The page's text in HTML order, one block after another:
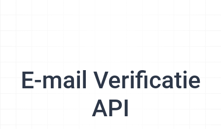
E-mail Verificatie
API